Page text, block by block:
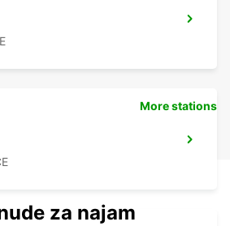
More stations
za najam